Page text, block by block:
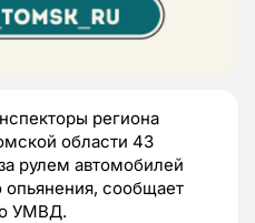
региона
области 43
рулем автомобилей
опьянения, сообщает
УМВД.